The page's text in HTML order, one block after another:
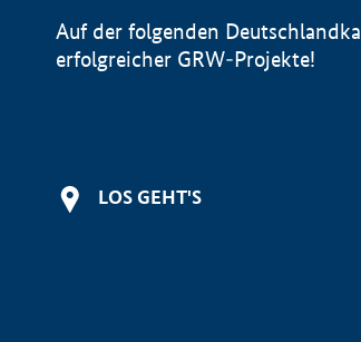
Auf der folgenden
erfolgreicher GRW-Projekte!
LOS GEHT'S